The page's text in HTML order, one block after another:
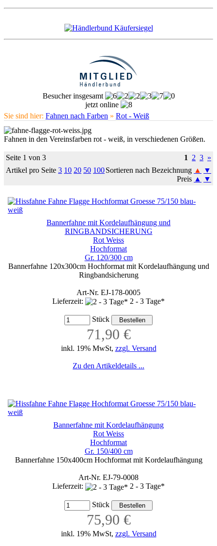
Besucher insgesamt
jetzt online
Sie sind hier: Fahnen nach Farben » Rot - Weiß
Fahnen in den Vereinsfarben rot - weiß, in verschiedenen Größen.
Seite 1 von 3 1 2 3 »
Artikel pro Seite 3 10 20 50 100Sortieren nach Bezeichnung ▲
▼
Preis ▲ ▼
Bannerfahne mit Kordelaufhängung und
RINGBANDSICHERUNG
Rot Weiss
Hochformat
Gr. 120/300 cm
Bannerfahne 120x300cm Hochformat mit Kordelaufhängung und
Ringbandsicherung
Art-Nr. EJ-178-0005
Lieferzeit:
2 - 3 Tage*
Stück
71,90 €
inkl. 19% MwSt, zzgl. Versand
Zu den Artikeldetails ...
Bannerfahne mit Kordelaufhängung
Rot Weiss
Hochformat
Gr. 150/400 cm
Bannerfahne 150x400cm Hochformat mit Kordelaufhängung
Art-Nr. EJ-79-0008
Lieferzeit:
2 - 3 Tage*
Stück
75,90 €
inkl. 19% MwSt, zzgl. Versand